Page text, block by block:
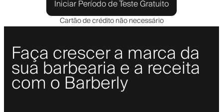
Iniciar Período de Teste Gratuito
Cartão de crédito não necessário
Faça crescer a marca da
sua barbearia e a receita
com o Barberly